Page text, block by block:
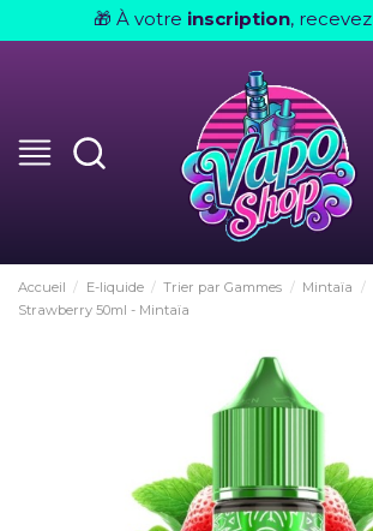
🎁 À votre inscription, recevez
Accueil E-liquide Trier par Gammes Mintaïa
Strawberry 50ml - Mintaïa